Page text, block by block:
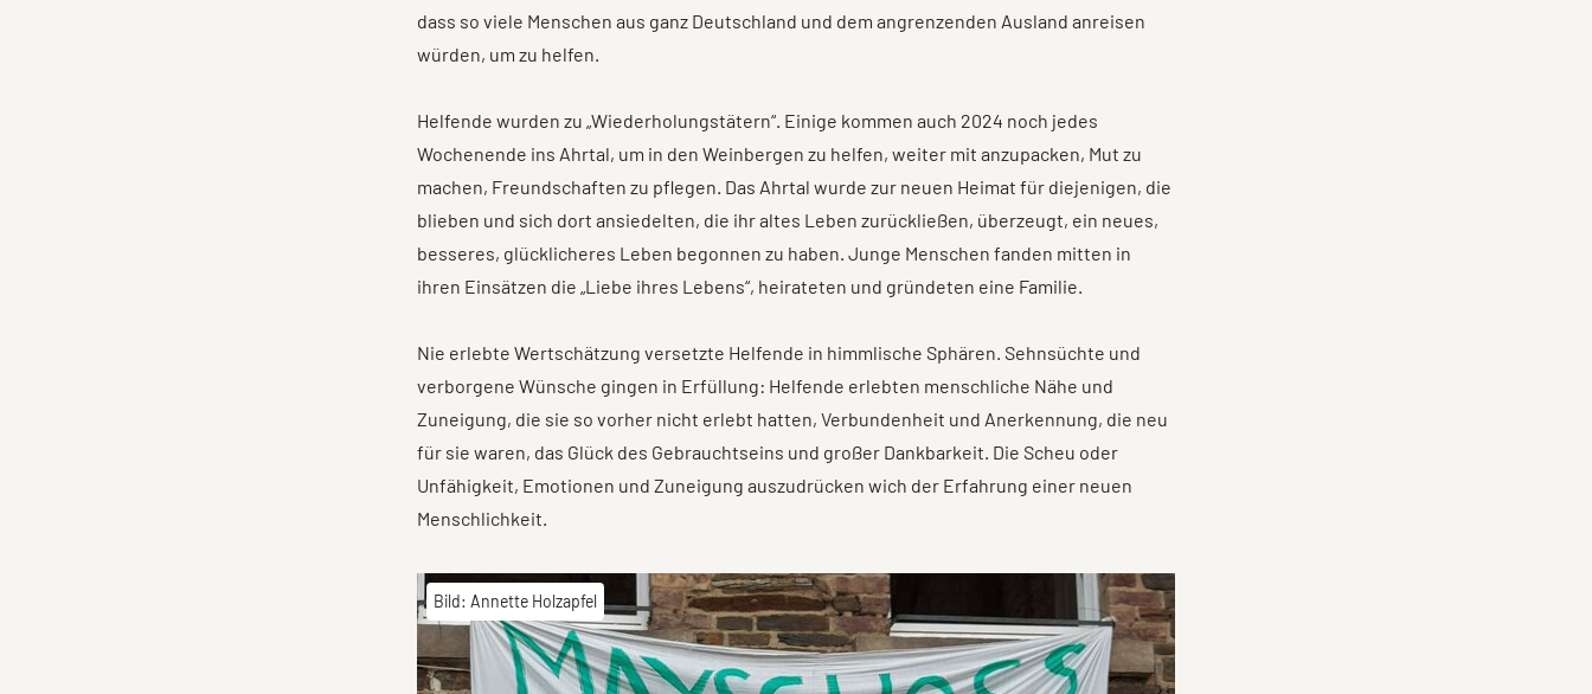
dass so viele Menschen aus ganz Deutschland und dem angrenzenden Ausland anreisen
würden, um zu helfen.
Helfende wurden zu „Wiederholungstätern“. Einige kommen auch 2024 noch jedes
Wochenende ins Ahrtal, um in den Weinbergen zu helfen, weiter mit anzupacken, Mut zu
machen, Freundschaften zu pflegen. Das Ahrtal wurde zur neuen Heimat für diejenigen, die
blieben und sich dort ansiedelten, die ihr altes Leben zurückließen, überzeugt, ein neues,
besseres, glücklicheres Leben begonnen zu haben. Junge Menschen fanden mitten in
ihren Einsätzen die „Liebe ihres Lebens“, heirateten und gründeten eine Familie.
Nie erlebte Wertschätzung versetzte Helfende in himmlische Sphären. Sehnsüchte und
verborgene Wünsche gingen in Erfüllung: Helfende erlebten menschliche Nähe und
Zuneigung, die sie so vorher nicht erlebt hatten, Verbundenheit und Anerkennung, die neu
für sie waren, das Glück des Gebrauchtseins und großer Dankbarkeit. Die Scheu oder
Unfähigkeit, Emotionen und Zuneigung auszudrücken wich der Erfahrung einer neuen
Menschlichkeit.
Bild: Annette Holzapfel